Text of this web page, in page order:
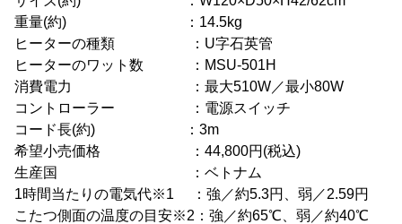
重量(約) ：14.5kg
ヒーターの種類 ：U字石英管
ヒーターのワット数 ：MSU-501H
消費電力 ：最大510W／最小80W
コントローラー ：電源スイッチ
コード長(約) ：3m
希望小売価格 ：44,800円(税込)
生産国 ：ベトナム
1時間当たりの電気代※1 ：強／約5.3円、弱／2.59円
こたつ側面の温度の目安※2：強／約65℃、弱／約40℃